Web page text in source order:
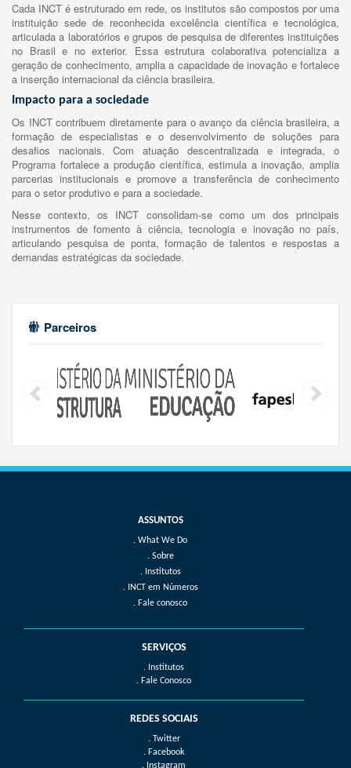
Cada INCT é estruturado em rede, os institutos são compostos por uma
instituição sede de reconhecida excelência científica e tecnológica,
articulada a laboratórios e grupos de pesquisa de diferentes instituições
no Brasil e no exterior. Essa estrutura colaborativa potencializa a
geração de conhecimento, amplia a capacidade de inovação e fortalece
a inserção internacional da ciência brasileira.
Impacto para a sociedade
Os INCT contribuem diretamente para o avanço da ciência brasileira, a
formação de especialistas e o desenvolvimento de soluções para
desafios nacionais. Com atuação descentralizada e integrada, o
Programa fortalece a produção científica, estimula a inovação, amplia
parcerias institucionais e promove a transferência de conhecimento
para o setor produtivo e para a sociedade.
Nesse contexto, os INCT consolidam-se como um dos principais
instrumentos de fomento à ciência, tecnologia e inovação no país,
articulando pesquisa de ponta, formação de talentos e respostas a
demandas estratégicas da sociedade.
Parceiros
What We Do
Sobre
Institutos
INCT em Números
Fale conosco
SERVIÇOS
. Institutos
. Fale Conosco
REDES SOCIAIS
. Twitter
. Facebook
. Instagram